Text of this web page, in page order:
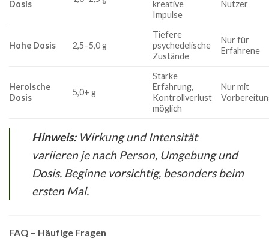
Dosis
kreative
Impulse
Nutzer
Hohe Dosis 2,5–5,0 g
Tiefere
psychedelische
Zustände
Nur für
Erfahrene
Heroische
Dosis
5,0+ g
Starke
Erfahrung,
Kontrollverlust
möglich
Nur mit
Hinweis:Wirkung und Intensität
variieren je nach Person, Umgebung und
Dosis. Beginne vorsichtig, besonders beim
ersten Mal.
FAQ – Häufige Fragen